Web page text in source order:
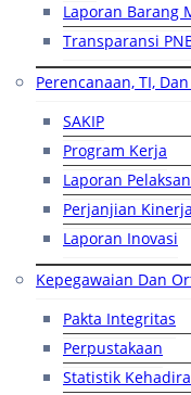
Laporan Barang
Transparansi
Perencanaan, TI,
SAKIP
Program Kerja
Laporan
Perjanjian Kinerja
Laporan Inovasi
Kepegawaian Dan
Pakta Integritas
Perpustakaan
Statistik